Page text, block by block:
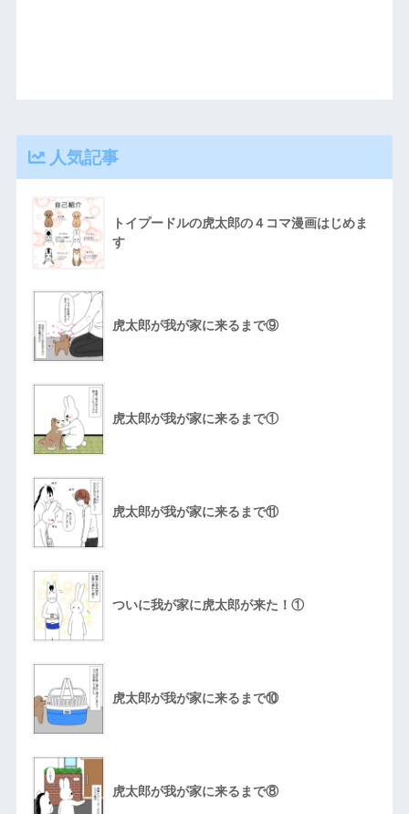
人気記事
トイプードルの虎太郎の４コマ漫画はじめま
す
虎太郎が我が家に来るまで⑨
虎太郎が我が家に来るまで①
虎太郎が我が家に来るまで⑪
ついに我が家に虎太郎が来た！①
虎太郎が我が家に来るまで⑩
虎太郎が我が家に来るまで⑧